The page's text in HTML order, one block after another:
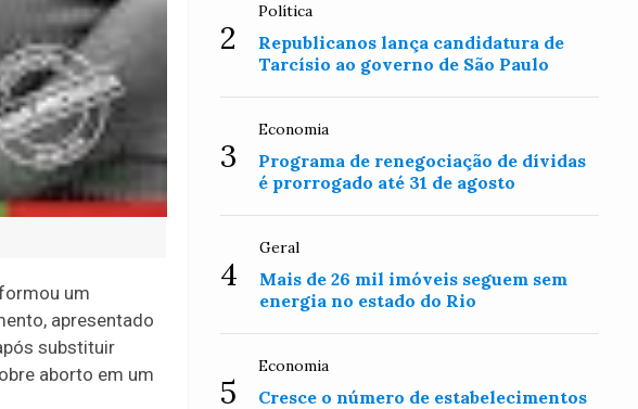
um
apresentado
substituir
aborto em um
2
Política
Republicanos lança candidatura de
Tarcísio ao governo de São Paulo
3
Economia
Programa de renegociação de dívidas
é prorrogado até 31 de agosto
4
Geral
Mais de 26 mil imóveis seguem sem
energia no estado do Rio
5
Economia
Cresce o número de estabelecimentos